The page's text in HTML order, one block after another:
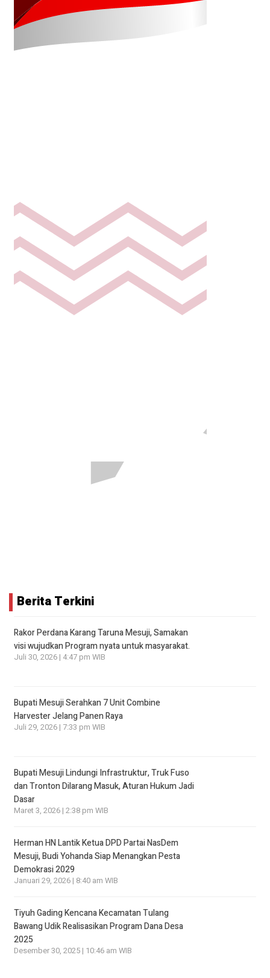
Berita Terkini
Rakor Perdana Karang Taruna Mesuji, Samakan
visi wujudkan Program nyata untuk masyarakat.
Juli 30, 2026 | 4:47 pm WIB
Bupati Mesuji Serahkan 7 Unit Combine
Harvester Jelang Panen Raya
Juli 29, 2026 | 7:33 pm WIB
Bupati Mesuji Lindungi Infrastruktur, Truk Fuso
dan Tronton Dilarang Masuk, Aturan Hukum Jadi
Dasar
Maret 3, 2026 | 2:38 pm WIB
Herman HN Lantik Ketua DPD Partai NasDem
Mesuji, Budi Yohanda Siap Menangkan Pesta
Demokrasi 2029
Januari 29, 2026 | 8:40 am WIB
Tiyuh Gading Kencana Kecamatan Tulang
Bawang Udik Realisasikan Program Dana Desa
2025
Desember 30, 2025 | 10:46 am WIB